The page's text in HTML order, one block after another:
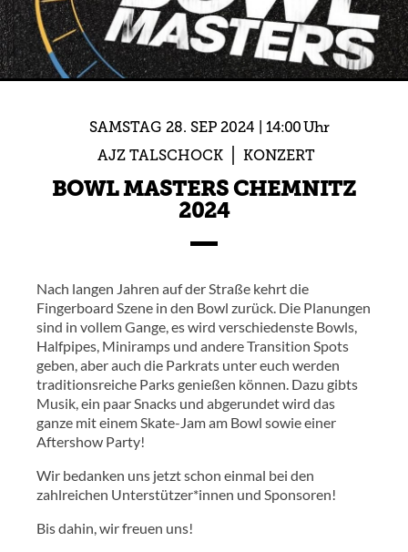
SAMSTAG 28. SEP 2024
14:00 Uhr
AJZ TALSCHOCK
KONZERT
BOWL MASTERS CHEMNITZ
2024
Nach langen Jahren auf der Straße kehrt die
Fingerboard Szene in den Bowl zurück. Die Planungen
sind in vollem Gange, es wird verschiedenste Bowls,
Halfpipes, Miniramps und andere Transition Spots
geben, aber auch die Parkrats unter euch werden
traditionsreiche Parks genießen können. Dazu gibts
Musik, ein paar Snacks und abgerundet wird das
ganze mit einem Skate-Jam am Bowl sowie einer
Aftershow Party!
Wir bedanken uns jetzt schon einmal bei den
zahlreichen Unterstützer*innen und Sponsoren!
Bis dahin, wir freuen uns!